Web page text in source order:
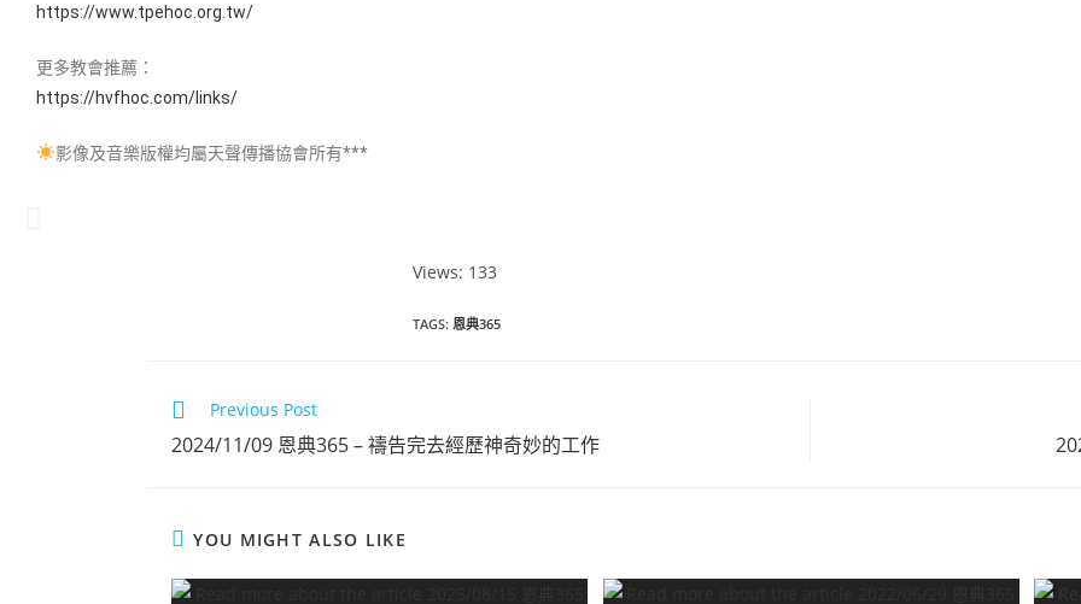
https://www.tpehoc.org.tw/
更多教會推薦：
https://hvfhoc.com/links/
影像及音樂版權均屬天聲傳播協會所有***
Views: 133
TAGS: 恩典365
Previous Post
2024/11/09 恩典365 – 禱告完去經歷神奇妙的工作
YOU MIGHT ALSO LIKE